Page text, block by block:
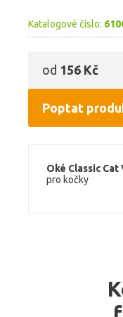
Katalogové číslo:
od 156 Kč
Poptat
Oké Classic
pro kočky